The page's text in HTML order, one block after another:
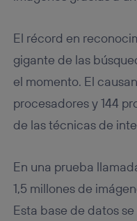
El récord en
gigante de las
el momento. El
procesadores y 144
de las técnicas de
En una prueba
1,5 millones de
Esta base de datos
hayan
Puedes